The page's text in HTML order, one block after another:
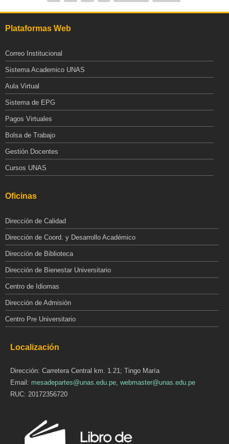
Plataformas Web
Correo Institucional
Sistema Academico UNAS
Aula Virtual
Sistema de EPG
Pagos Virtuales
Bolsa de Trabajo
Gestión Docentes
Cursos UNAS
Oficinas
Dirección de Calidad
Dirección de Coord. y Desarrollo Académico
Dirección de Biblioteca
Dirección de Bienestar Universitario
Centro de Idiomas
Dirección de Admisión
Centro Pre Universitario
Localización
Dirección: Carretera Central km. 1.21; Tingo María
Email: mesadepartes@unas.edu.pe webmaster@unas.edu.pe
RUC: 20172356720